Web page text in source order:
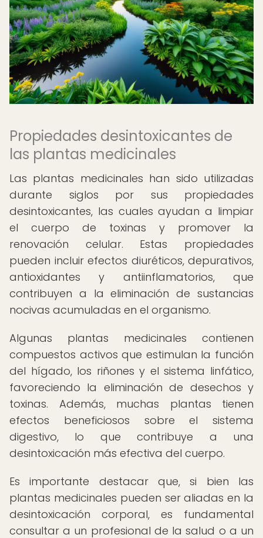
Propiedades desintoxicantes de
las plantas medicinales
Las plantas medicinales han sido utilizadas
durante siglos por sus propiedades
desintoxicantes, las cuales ayudan a limpiar
el cuerpo de toxinas y promover la
renovación celular. Estas propiedades
pueden incluir efectos diuréticos, depurativos,
antioxidantes y antiinflamatorios, que
contribuyen a la eliminación de sustancias
nocivas acumuladas en el organismo.
Algunas plantas medicinales contienen
compuestos activos que estimulan la función
del hígado, los riñones y el sistema linfático,
favoreciendo la eliminación de desechos y
toxinas. Además, muchas plantas tienen
efectos beneficiosos sobre el sistema
digestivo, lo que contribuye a una
desintoxicación más efectiva del cuerpo.
Es importante destacar que, si bien las
plantas medicinales pueden ser aliadas en la
desintoxicación corporal, es fundamental
consultar a un profesional de la salud o a un